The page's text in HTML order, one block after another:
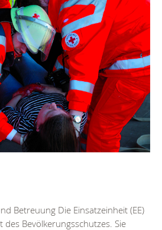
Betreuung Die Einsatzeinheit (EE)
des Bevölkerungsschutzes. Sie